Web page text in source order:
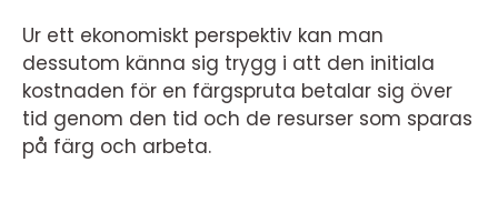
Ur ett ekonomiskt perspektiv kan man
dessutom känna sig trygg i att den initiala
kostnaden för en färgspruta betalar sig över
tid genom den tid och de resurser som sparas
på färg och arbeta.